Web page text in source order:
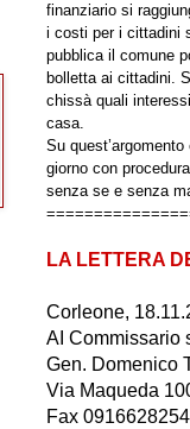
finanziario si
i costi per i cittadini
pubblica il comune
bolletta ai cittadini.
chissà quali
casa.
Su
giorno con
senza se e senza
LA LETTERA
Corleone,
AI Commissario
Gen. Domenico
Via Maqueda
Fax 0916628254